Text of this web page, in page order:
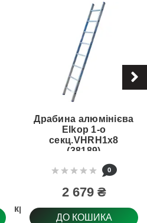
ступеня
Драбина алюмінієва
Elkop 1-о
секц.VHRH1x8
(38189)
0
2 679 ₴
ДО КОШИКА